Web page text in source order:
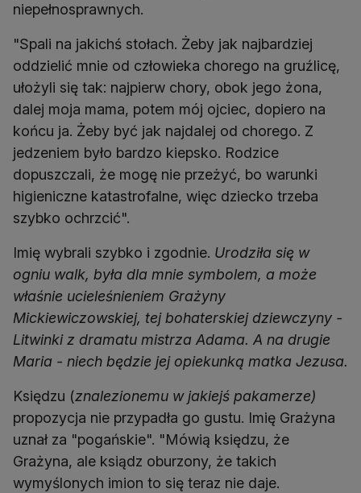
niepełnosprawnych.
"Spali na jakichś stołach. Żeby jak najbardziej
oddzielić mnie od człowieka chorego na gruźlicę,
ułożyli się tak: najpierw chory, obok jego żona,
dalej moja mama, potem mój ojciec, dopiero na
końcu ja. Żeby być jak najdalej od chorego. Z
jedzeniem było bardzo kiepsko. Rodzice
dopuszczali, że mogę nie przeżyć, bo warunki
higieniczne katastrofalne, więc dziecko trzeba
szybko ochrzcić".
Imię wybrali szybko i zgodnie. Urodziła się w
ogniu walk, była dla mnie symbolem, a może
właśnie ucieleśnieniem Grażyny
Mickiewiczowskiej, tej bohaterskiej dziewczyny -
Litwinki z dramatu mistrza Adama. A na drugie
Maria - niech będzie jej opiekunką matka Jezusa.
Księdzu (znalezionemu w jakiejś pakamerze)
propozycja nie przypadła go gustu. Imię Grażyna
uznał za "pogańskie". "Mówią księdzu, że
Grażyna, ale ksiądz oburzony, że takich
wymyślonych imion to się teraz nie daje.